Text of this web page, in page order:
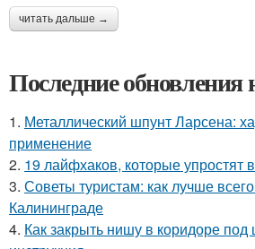
читать дальше →
Последние обновления
1. Металлический шпунт Ларсена:
применение
2. 19 лайфхаков, которые упростят
3. Советы туристам: как лучше
Калининграде
4. Как закрыть нишу в коридоре